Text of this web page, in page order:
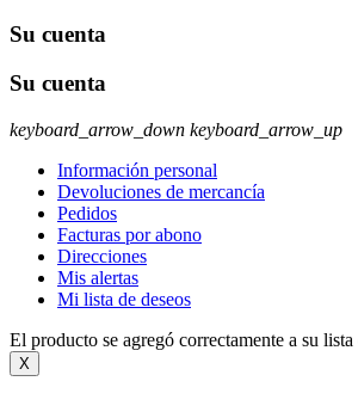
Su cuenta
Su cuenta
keyboard_arrow_down keyboard_arrow_up
Información personal
Devoluciones de mercancía
Pedidos
Facturas por abono
Direcciones
Mis alertas
Mi lista de deseos
El producto se agregó correctamente a su lista
X